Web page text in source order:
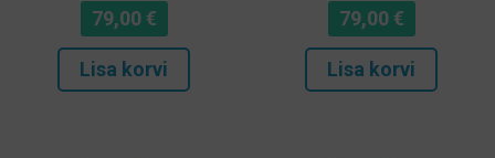
79,00€
Lisa korvi
79,00€
Lisa korvi